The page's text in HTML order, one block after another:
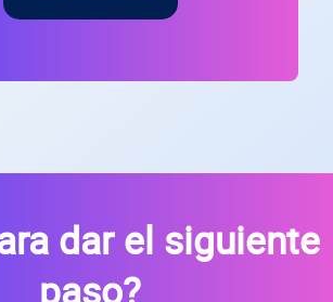
dar el siguiente
paso?
SOLICITAR